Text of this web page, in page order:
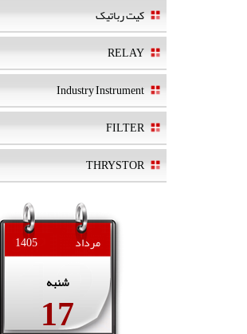
کیت رباتیک
RELAY
Industry Instrument
FILTER
THRYSTOR
1405
مرداد
شنبه
17